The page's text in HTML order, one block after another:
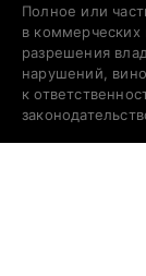
Полное или
в коммерческих
разрешения
нарушений,
к